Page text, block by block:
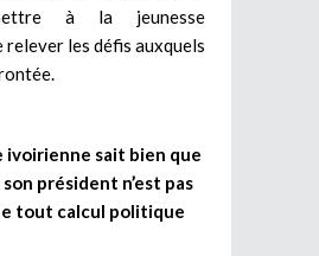
à la jeunesse
relever les défis auxquels
ivoirienne sait bien que
président n’est pas
tout calcul politique